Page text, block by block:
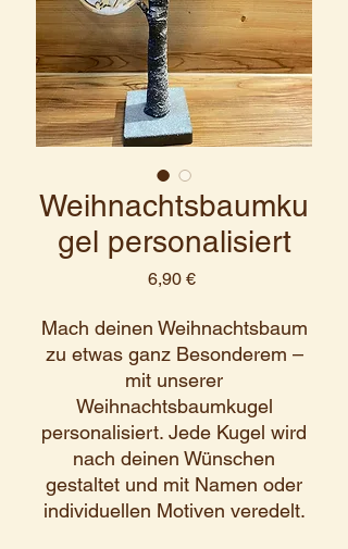
Weihnachtsbaumku
gel personalisiert
6,90 €Preis
Mach deinen Weihnachtsbaum
zu etwas ganz Besonderem –
mit unserer
Weihnachtsbaumkugel
personalisiert. Jede Kugel wird
nach deinen Wünschen
gestaltet und mit Namen oder
individuellen Motiven veredelt.